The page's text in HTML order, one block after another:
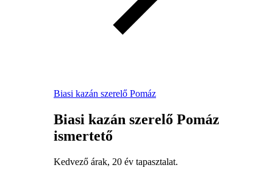
Biasi kazán szerelő Pomáz
Biasi kazán szerelő Pomáz
ismertető
Kedvező árak, 20 év tapasztalat.